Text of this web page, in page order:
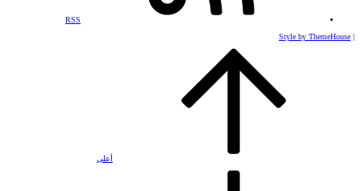
RSS
|
Style by ThemeHouse
أعلى